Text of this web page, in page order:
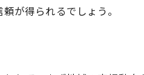
目標達成に向けた継続的な計
が得られるでしょう。